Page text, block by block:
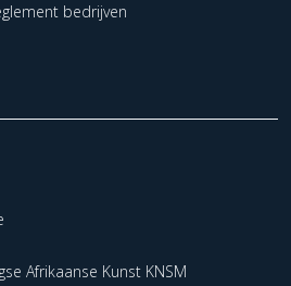
bedrijven
Afrikaanse Kunst KNSM